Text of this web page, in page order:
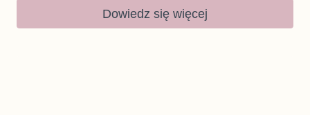
Dowiedz się więcej